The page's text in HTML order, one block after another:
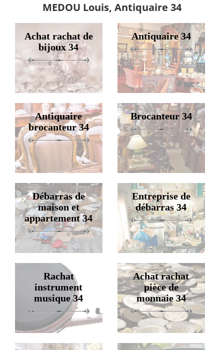
MEDOU Louis, Antiquaire 34
Achat rachat de
bijoux 34
Antiquaire 34
Antiquaire
brocanteur 34
Brocanteur 34
Débarras de
maison et
appartement 34
Entreprise de
débarras 34
Rachat
instrument
musique 34
Achat rachat
pièce de
monnaie 34